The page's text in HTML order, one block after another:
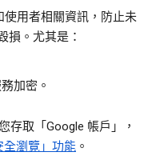
用者相關資訊，防止未
損。尤其是：
加密。
存取「Google 帳戶」，
全瀏覽」功能 。